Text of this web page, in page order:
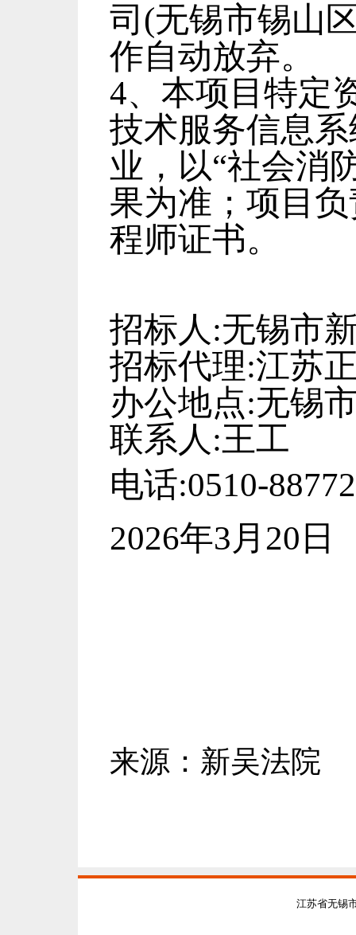
司 (无锡市锡山
作自动放弃。
4、 本项目特定
技术服务信息
业，以“社会消
果为准；项目
程师证书。
招标人 :无锡市
招标代理:江苏
办公地点:无锡
联系人 :王工
电话:0510-
2026年3月20日
来源：新吴法院
江苏省无锡